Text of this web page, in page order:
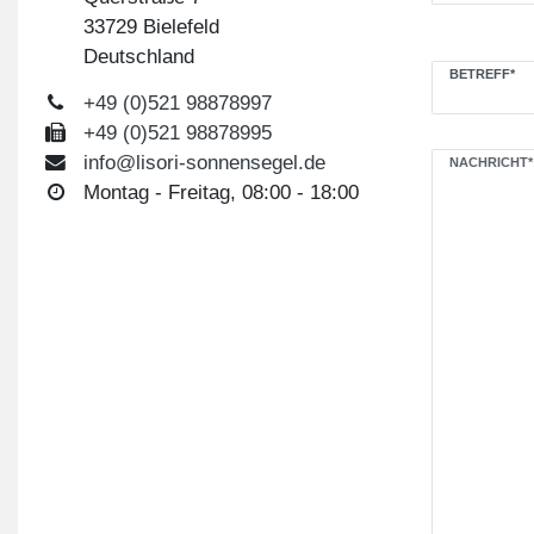
33729 Bielefeld
Deutschland
+49 (0)521 98878997
+49 (0)521 98878995
info@lisori-sonnensegel.de
Montag - Freitag, 08:00 - 18:00
BETREFF*
NACHRICHT*